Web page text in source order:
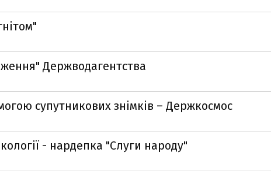
Держводагентства
супутникових знімків – Держкосмос
- нардепка "Слуги народу"